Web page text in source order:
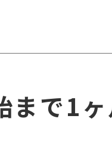
で1ヶ